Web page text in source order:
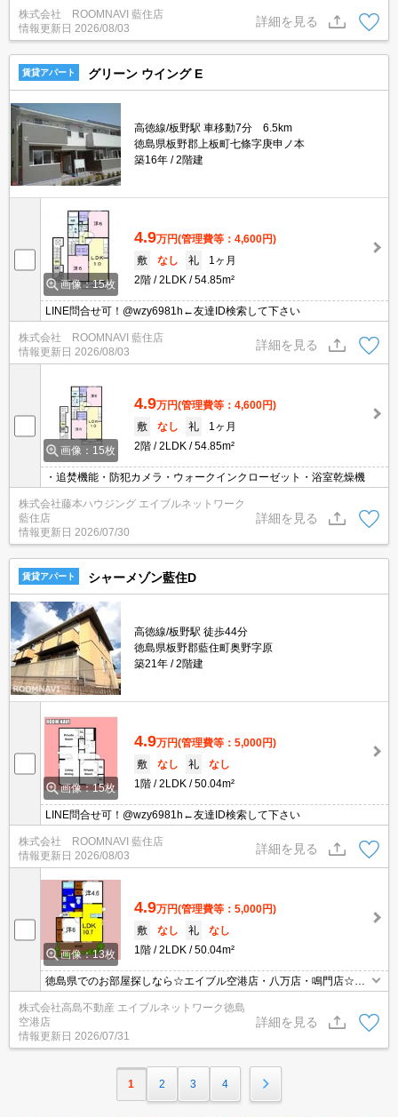
株式会社 ROOMNAVI 藍住店
情報更新日 2026/08/03
詳細を見る
賃貸アパート グリーン ウイング E
高徳線/板野駅 車移動7分 6.5km
徳島県板野郡上板町七條字庚申ノ本
築16年
2階建
画像：15枚
4.9万円(管理費等：4,600円)
敷
なし 礼
1ヶ月
2階
2LDK 54.85m²
LINE問合せ可！@wzy6981h←友達ID検索して下さい
株式会社 ROOMNAVI 藍住店
情報更新日 2026/08/03
詳細を見る
画像：15枚
4.9万円(管理費等：4,600円)
敷
なし 礼
1ヶ月
2階
2LDK 54.85m²
・追焚機能・防犯カメラ・ウォークインクローゼット・浴室乾燥機
株式会社藤本ハウジング エイブルネットワーク
藍住店
情報更新日 2026/07/30
詳細を見る
賃貸アパート シャーメゾン藍住D
高徳線/板野駅 徒歩44分
徳島県板野郡藍住町奥野字原
築21年
2階建
画像：15枚
4.9万円(管理費等：5,000円)
敷
なし 礼
なし
1階
2LDK 50.04m²
LINE問合せ可！@wzy6981h←友達ID検索して下さい
株式会社 ROOMNAVI 藍住店
情報更新日 2026/08/03
詳細を見る
画像：13枚
4.9万円(管理費等：5,000円)
敷
なし 礼
なし
1階
2LDK 50.04m²
徳島県でのお部屋探しなら☆エイブル空港店・八万店・鳴門店☆に
お任せを！LINE登録でお得なクーポン付き！→@701vdbki エイブ
ルならネット掲載の物件どこでもご紹介可能となっております！
株式会社高島不動産 エイブルネットワーク徳島
空港店
情報更新日 2026/07/31
詳細を見る
1 2 3 4